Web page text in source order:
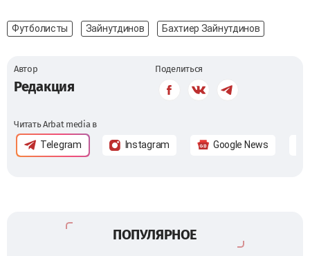
Футболисты Зайнутдинов Бахтиер Зайнутдинов
Автор
Редакция
Поделиться
Читать Arbat media в
Telegram Instagram Google News
ПОПУЛЯРНОЕ